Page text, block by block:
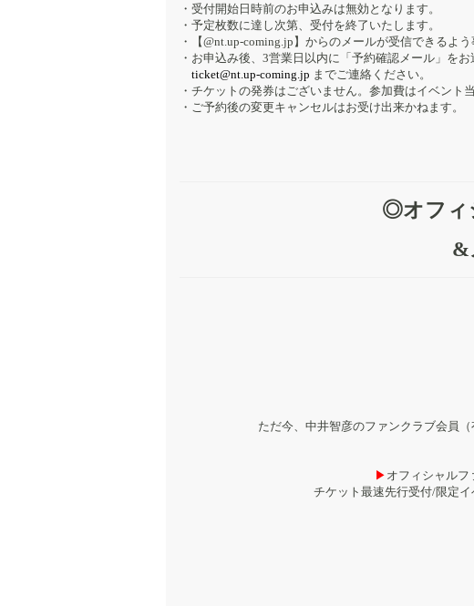
・受付開始日時前のお申込みは無効となります。
・予定枚数に達し次第、受付を終了いたします。
・【@nt.up-coming.jp】からのメールが受信できるよ
・お申込み後、3営業日以内に「予約確認メール」を
ticket@nt.up-coming.jp までご連絡ください。
・チケットの発券はございません。参加費はイベント
・ご予約後の変更キャンセルはお受け出来かねます。
◎オフィ
&
ただ今、中井智彦のファンクラブ会員
▶︎ オフィシャルフ
チケット最速先行受付/限定